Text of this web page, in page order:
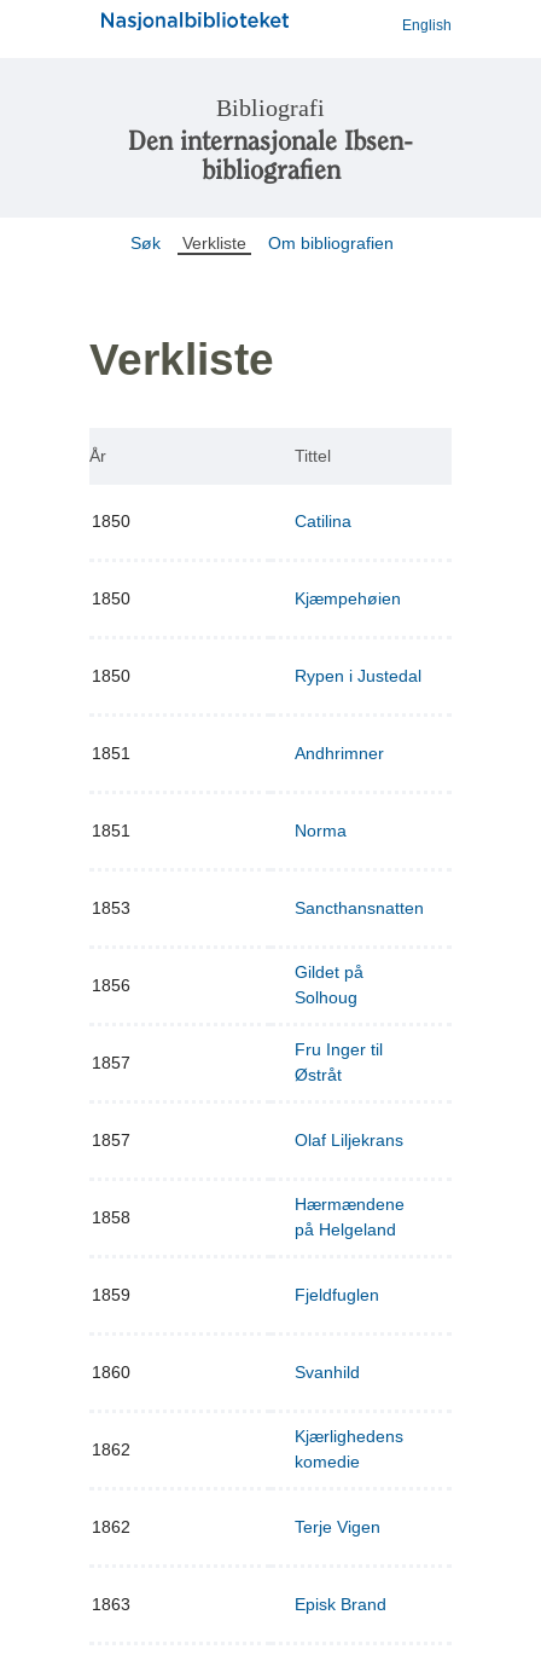
English
Bibliografi
Den internasjonale Ibsen-
bibliografien
Søk Verkliste Om bibliografien
Verkliste
År Tittel
1850 Catilina
1850 Kjæmpehøien
1850 Rypen i Justedal
1851 Andhrimner
1851 Norma
1853 Sancthansnatten
1856
Gildet på
Solhoug
1857
Fru Inger til
Østråt
1857 Olaf Liljekrans
1858
Hærmændene
på Helgeland
1859 Fjeldfuglen
1860 Svanhild
1862
Kjærlighedens
komedie
1862 Terje Vigen
1863 Episk Brand